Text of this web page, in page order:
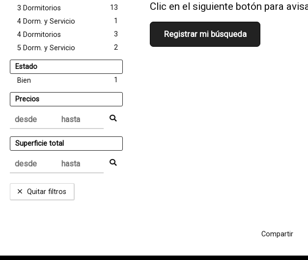
3 Dormitorios
13
4 Dorm. y Servicio
1
4 Dormitorios
3
5 Dorm. y Servicio
2
Estado
Bien
1
Precios
Superficie total
Quitar filtros
Clic en el siguiente botón para
Registrar mi búsqueda
Compartir